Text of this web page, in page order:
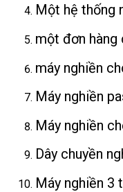
Một hệ thống
một đơn
máy nghiền
Máy nghiền
Máy nghiền
Dây chuyền
Máy nghiền